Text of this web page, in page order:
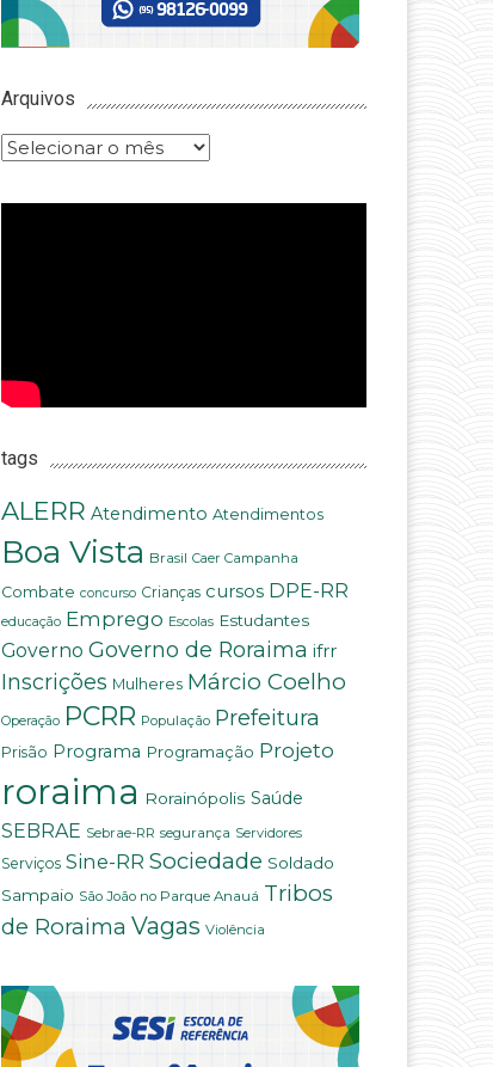
Arquivos
Arquivos
tags
ALERR Atendimento Atendimentos
Boa Vista Brasil Caer Campanha
Combate concurso Crianças cursos DPE-RR
educação Emprego Escolas Estudantes
Governo Governo de Roraima ifrr
Inscrições Mulheres Márcio Coelho
Operação PCRR População Prefeitura
Prisão Programa Programação Projeto
roraima Rorainópolis Saúde
SEBRAE Sebrae-RR segurança Servidores
Serviços Sine-RR Sociedade Soldado
Sampaio São João no Parque Anauá Tribos
de Roraima Vagas Violência